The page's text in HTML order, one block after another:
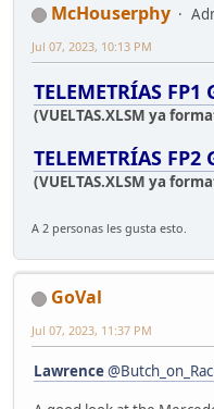
McHouserphy
Jul 07, 2023, 10:13 PM
TELEMETRÍAS FP1
(VUELTAS.XLSM ya
TELEMETRÍAS FP2
(VUELTAS.XLSM ya
A 2 personas les gusta esto.
GoVal
Jul 07, 2023, 11:37 PM
Lawrence